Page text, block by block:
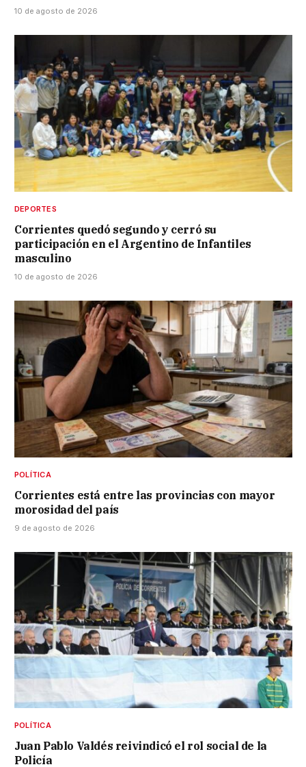
10 de agosto de 2026
DEPORTES
Corrientes quedó segundo y cerró su
participación en el Argentino de Infantiles
masculino
10 de agosto de 2026
POLÍTICA
Corrientes está entre las provincias con mayor
morosidad del país
9 de agosto de 2026
POLÍTICA
Juan Pablo Valdés reivindicó el rol social de la
Policía